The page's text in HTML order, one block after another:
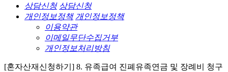
상담신청 상담신청
개인정보정책 개인정보정책
이용약관
이메일무단수집거부
개인정보처리방침
[혼자산재신청하기] 8. 유족급여 진폐유족연금 및 장례비 청구